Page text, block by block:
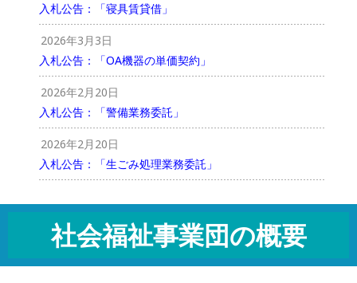
入札公告：「寝具賃貸借」
2026年3月3日
入札公告：「OA機器の単価契約」
2026年2月20日
入札公告：「警備業務委託」
2026年2月20日
入札公告：「生ごみ処理業務委託」
社会福祉事業団の概要